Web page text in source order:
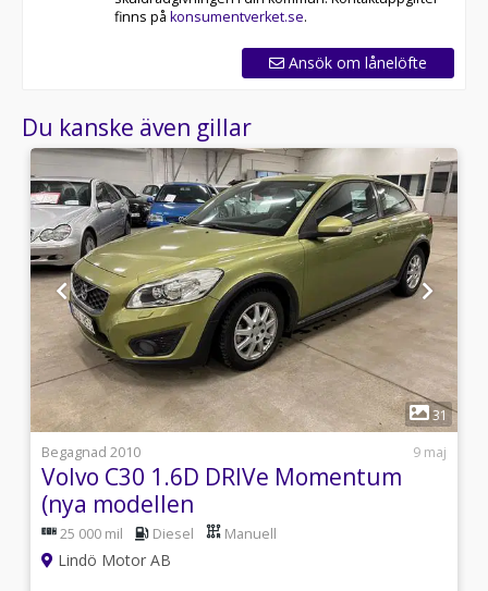
finns på konsumentverket.se.
Ansök om lånelöfte
Du kanske även gillar
1
31
Begagnad 2010
9 maj
Volvo C30 1.6D DRIVe Momentum
(nya modellen
25 000 mil Diesel Manuell
Lindö Motor AB